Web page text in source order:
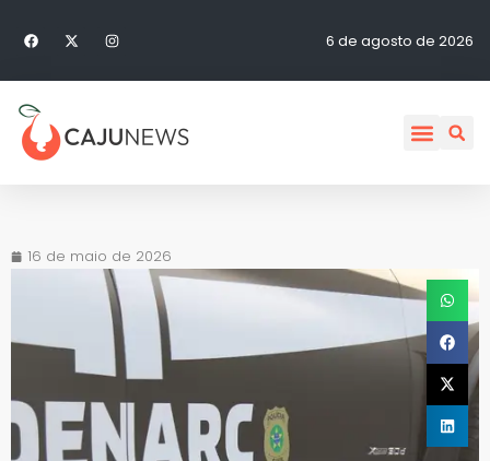
6 de agosto de 2026
16 de maio de 2026